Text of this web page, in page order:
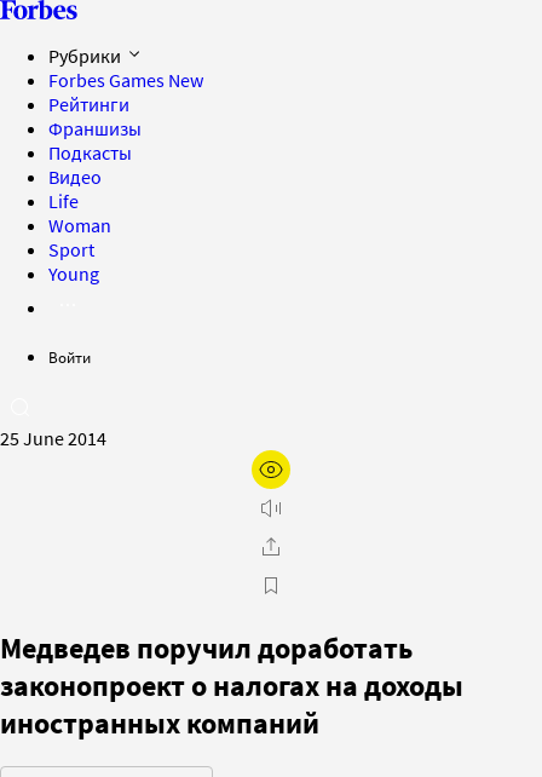
Рубрики
Forbes Games New
Рейтинги
Франшизы
Подкасты
Видео
Life
Woman
Sport
Young
Войти
25 June 2014
Медведев поручил доработать
законопроект о налогах на доходы
иностранных компаний